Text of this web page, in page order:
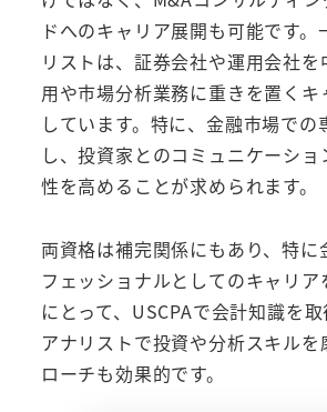
ドへのキャリア展開も可能です。
リストは、証券会社や運用会社
用や市場分析業務に重きを置くキ
しています。特に、金融市場での
し、投資家とのコミュニケーシ
性を高めることが求められます。
両資格は補完関係にもあり、特に
フェッショナルとしてのキャリ
にとって、USCPAで会計知識を
アナリストで投資や分析スキル
ローチも効果的です。